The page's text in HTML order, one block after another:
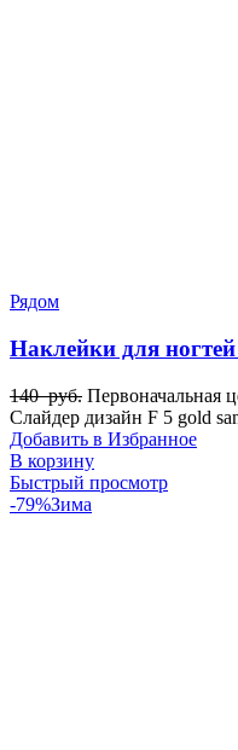
Рядом
Наклейки для
140руб. Первоначальная
Слайдер дизайн F 5 gold
Добавить в Избранное
В корзину
Быстрый просмотр
-79%Зима